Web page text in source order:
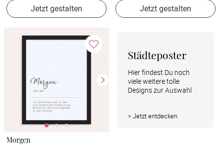
Jetzt gestalten Jetzt gestalten
Morgen
Städteposter
Hier findest Du noch
viele weitere tolle
Designs zur Auswahl
> Jetzt entdecken